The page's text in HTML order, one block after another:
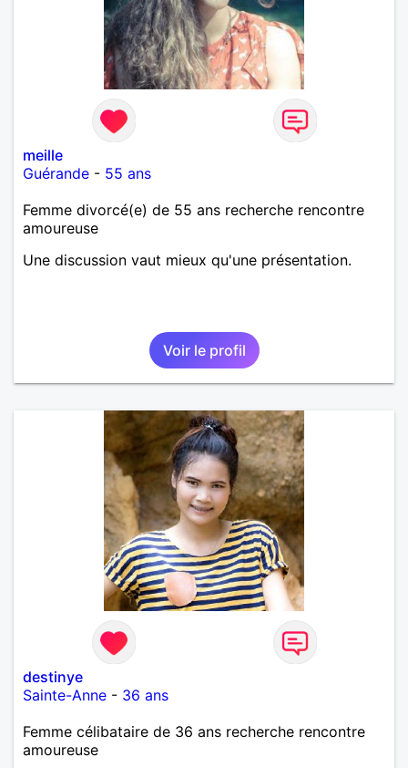
meille
Guérande - 55 ans
Femme divorcé(e) de 55 ans recherche rencontre
amoureuse
Une discussion vaut mieux qu'une présentation.
Voir le profil
destinye
Sainte-Anne - 36 ans
Femme célibataire de 36 ans recherche rencontre
amoureuse